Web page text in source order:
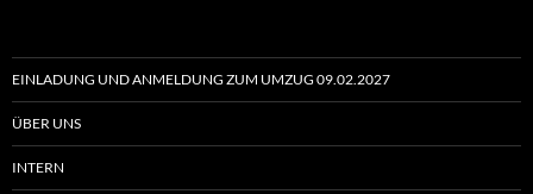
EINLADUNG UND ANMELDUNG ZUM UMZUG 09.02.2027
ÜBER UNS
INTERN